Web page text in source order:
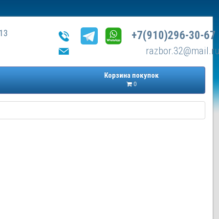
+7(910)296-30-67
Корзина покупок
0